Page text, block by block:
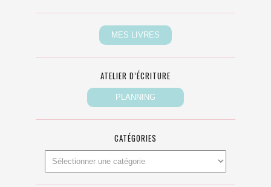
ATELIER D’ÉCRITURE
CATÉGORIES